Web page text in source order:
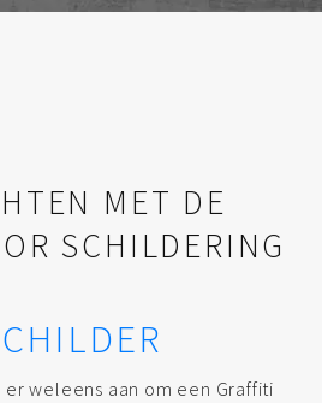
MET DE
SCHILDERING
weleens aan om een Graffiti